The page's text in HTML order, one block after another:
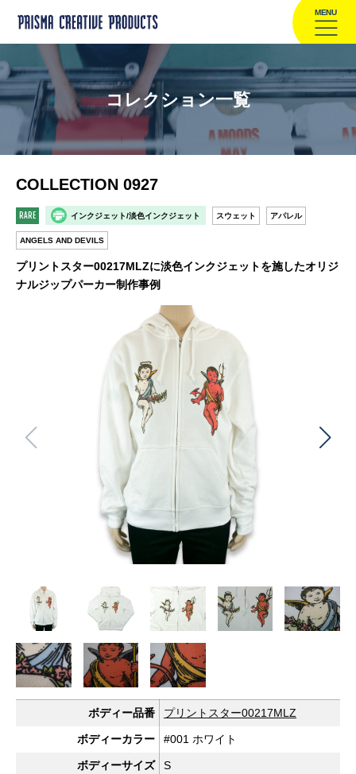
MENU
コレクション一覧
COLLECTION 0927
RARE インクジェット/淡色インクジェット スウェット アパレル
ANGELS AND DEVILS
プリントスター00217MLZに淡色インクジェットを施したオリジ
ナルジップパーカー制作事例
ボディー品番 プリントスター00217MLZ
ボディーカラー #001 ホワイト
ボディーサイズ S